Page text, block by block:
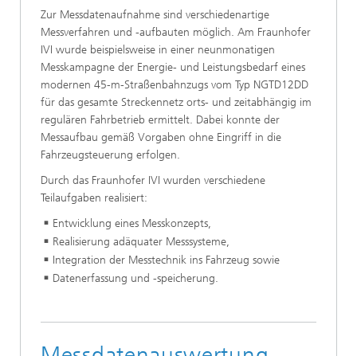
Zur Messdatenaufnahme sind verschiedenartige
Messverfahren und -aufbauten möglich. Am Fraunhofer
IVI wurde beispielsweise in einer neunmonatigen
Messkampagne der Energie- und Leistungsbedarf eines
modernen 45-m-Straßenbahnzugs vom Typ NGTD12DD
für das gesamte Streckennetz orts- und zeitabhängig im
regulären Fahrbetrieb ermittelt. Dabei konnte der
Messaufbau gemäß Vorgaben ohne Eingriff in die
Fahrzeugsteuerung erfolgen.
Durch das Fraunhofer IVI wurden verschiedene
Teilaufgaben realisiert:
Entwicklung eines Messkonzepts,
Realisierung adäquater Messsysteme,
Integration der Messtechnik ins Fahrzeug sowie
Datenerfassung und -speicherung.